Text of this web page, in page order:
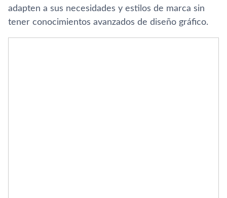
adapten a sus necesidades y estilos de marca sin
tener conocimientos avanzados de diseño gráfico.